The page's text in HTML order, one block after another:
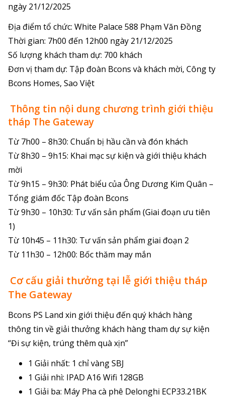
ngày 21/12/2025
Địa điểm tổ chức: White Palace 588 Phạm Văn Đồng
Thời gian: 7h00 đến 12h00 ngày 21/12/2025
Số lượng khách tham dự: 700 khách
Đơn vị tham dự: Tập đoàn Bcons và khách mời, Công ty
Bcons Homes, Sao Việt
Thông tin nội dung chương trình giới thiệu
tháp The Gateway
Từ 7h00 – 8h30: Chuẩn bị hầu cần và đón khách
Từ 8h30 – 9h15: Khai mạc sự kiện và giới thiệu khách
mời
Từ 9h15 – 9h30: Phát biểu của Ông Dương Kim Quân –
Tổng giám đốc Tập đoàn Bcons
Từ 9h30 – 10h30: Tư vấn sản phẩm (Giai đoạn ưu tiên
1)
Từ 10h45 – 11h30: Tư vấn sản phẩm giai đoạn 2
Từ 11h30 – 12h00: Bốc thăm may mắn
Cơ cấu giải thưởng tại lễ giới thiệu tháp
The Gateway
Bcons PS Land xin giới thiệu đến quý khách hàng
thông tin về giải thưởng khách hàng tham dự sự kiện
“Đi sự kiện, trúng thêm quà xịn”
1 Giải nhất: 1 chỉ vàng SBJ
1 Giải nhì: IPAD A16 Wifi 128GB
1 Giải ba: Máy Pha cà phê Delonghi ECP33.21BK